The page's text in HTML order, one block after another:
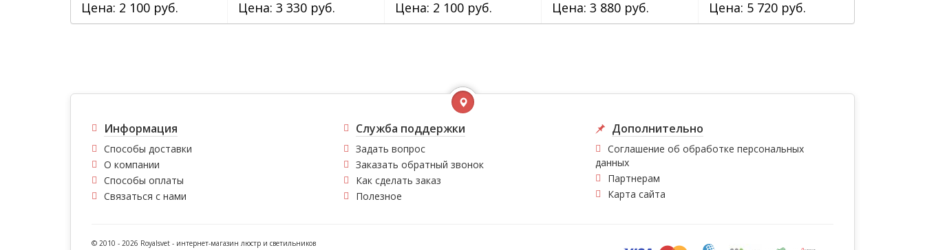
Цена: 2 100 руб. Цена: 3 330 руб. Цена: 2 100 руб. Цена: 3 880 руб. Цена: 5 720 руб.
Информация
Способы доставки
О компании
Способы оплаты
Связаться с нами
Служба поддержки
Задать вопрос
Заказать обратный звонок
Как сделать заказ
Полезное
Дополнительно
Соглашение об обработке персональных
данных
Партнерам
Карта сайта
© 2010 - 2026 Royalsvet - интернет-магазин люстр и светильников